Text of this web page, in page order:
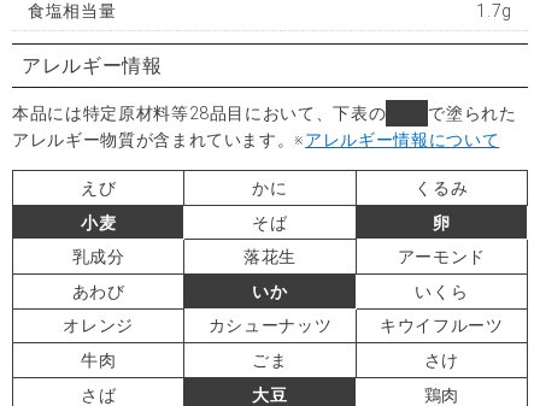
食塩相当量 1.7g
アレルギー情報
本品には特定原材料等28品目において、下表の
で塗られた
アレルギー物質が含まれています。※アレルギー情報について
えび かに
くるみ
小麦
そば
卵
乳成分
落花生
アーモンド
あわび
いか
いくら
オレンジ
カシューナッツ
キウイフルーツ
牛肉
ごま
さけ
さば
大豆
鶏肉